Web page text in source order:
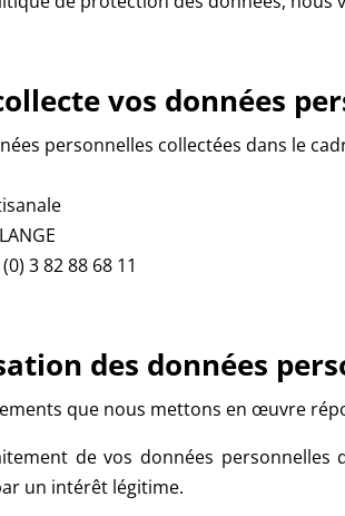
vos données
personnelles collectées dans le
3 82 88 68 11
des données
que nous mettons en œuvre
de vos données personnelles
un intérêt légitime.